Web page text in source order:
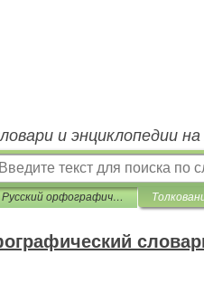
и энциклопедии
Русский орфографический словарь